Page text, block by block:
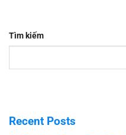
Tìm kiếm
Recent Posts